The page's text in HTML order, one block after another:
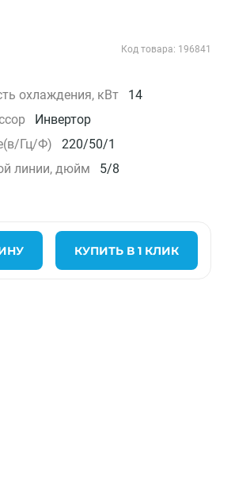
Код товара: 196841
охлаждения, кВт
14
Инвертор
Гц/Ф)
220/50/1
линии, дюйм
5/8
КУПИТЬ В 1 КЛИК